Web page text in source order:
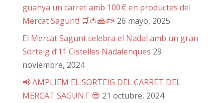
guanya un carret amb 100 € en productes del
Mercat Sagunt! 🛒🍅🧀🐟 26 mayo, 2025
El Mercat Sagunt celebra el Nadal amb un gran
Sorteig d’11 Cistelles Nadalenques 29
noviembre, 2024
📢 AMPLIEM EL SORTEIG DEL CARRET DEL
MERCAT SAGUNT 😎 21 octubre, 2024